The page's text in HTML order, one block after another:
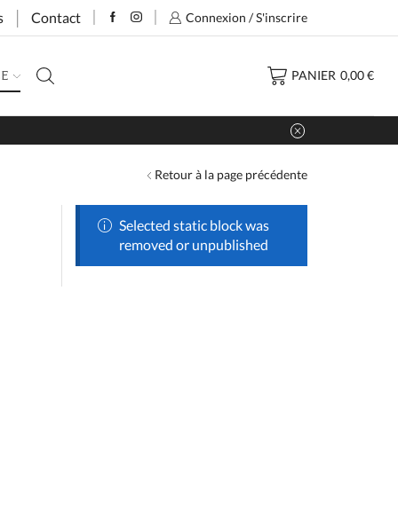
Contact Connexion / S'inscrire
PANIER 0,00€
Retour à la page précédente
Selected static block was
removed or unpublished